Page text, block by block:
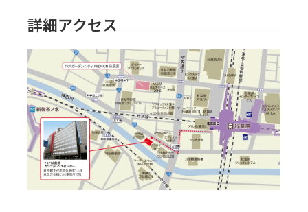
詳細アクセス